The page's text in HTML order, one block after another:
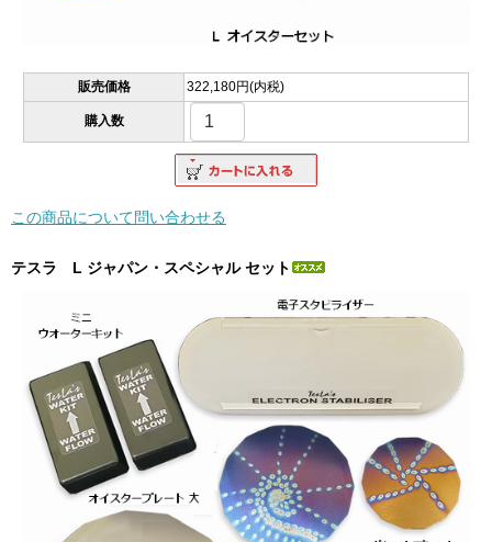
販売価格 322,180円(内税)
購入数
この商品について問い合わせる
テスラ L ジャパン・スペシャル セット